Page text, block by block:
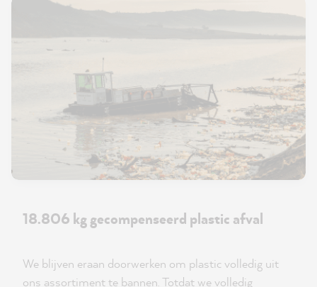
18.806 kg gecompenseerd plastic afval
We blijven eraan doorwerken om plastic volledig uit
ons assortiment te bannen. Totdat we volledig